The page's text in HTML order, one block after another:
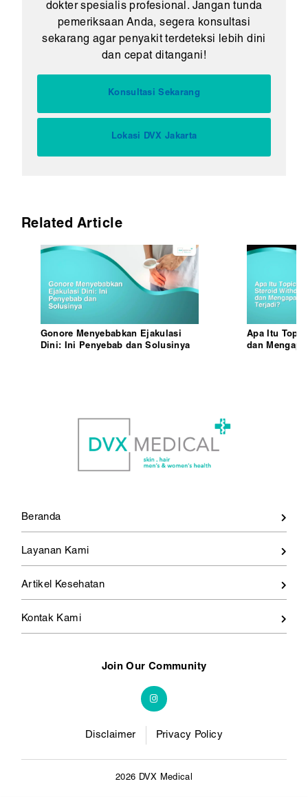
dokter spesialis profesional. Jangan tunda
pemeriksaan Anda, segera konsultasi
sekarang agar penyakit terdeteksi lebih dini
dan cepat ditangani!
Konsultasi Sekarang
Lokasi DVX Jakarta
Related Article
Gonore Menyebabkan Ejakulasi
Dini: Ini Penyebab dan Solusinya
Apa Itu
dan
Beranda
Layanan Kami
Artikel Kesehatan
Kontak Kami
Join Our Community
Disclaimer Privacy Policy
2026 DVX Medical